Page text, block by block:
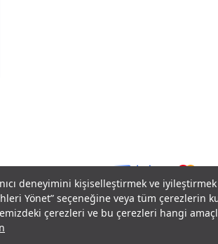
deneyimini kişiselleştirmek ve
Yönet” seçeneğine veya tüm çerezlerin
çerezleri ve bu çerezleri hangi